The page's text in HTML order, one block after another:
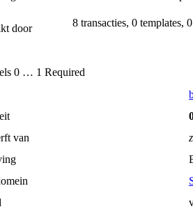
door 8 transacties, 0 templates,
0 … 1 Required
van